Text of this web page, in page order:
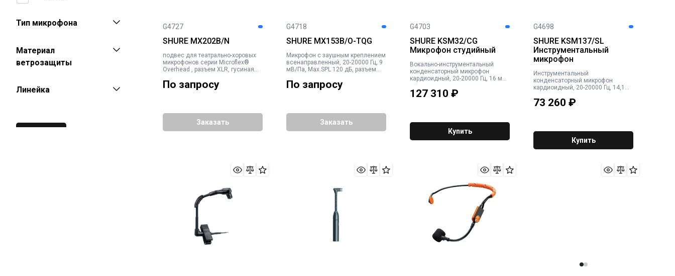
G4727
SHURE MX202B/N
подвес для театрально-хоровых
микрофонов серии Microflex®
Overhead , разъем XLR, гусиная
По запросу
Заказать
G4718
SHURE MX153B/O-TQG
Микрофон с заушным креплением
всенаправленный, 20-20000 Гц, 9
мВ/Па, Max.SPL 120 дБ, разъем
клипса, чехол и ветрозащиты
По запросу
Заказать
G4703
SHURE KSM32/CG
Микрофон студийный
Вокально-инструментальный
конденсаторный микрофон
кардиоидный, 20-20000 Гц, 16 мВ/
145 дБ (2,5 кОм), 148 дБ (1 кОм),
отключаемый НЧ фильтр. Черный.
127 310 ₽
Купить
G4698
SHURE KSM137/SL
Инструментальный
микрофон
Инструментальный
конденсаторный микрофон
кардиоидный, 20-20000 Гц, 14,1
трехпозиционный
переключаемый НЧ фильтр
73 260 ₽
Купить
Тип микрофона
Материал
ветрозащиты
Поролон
Линейка